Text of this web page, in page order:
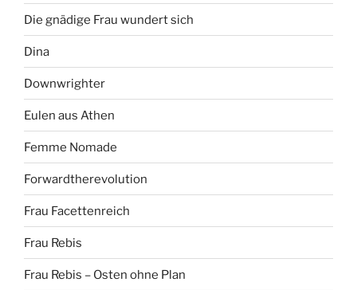
Die gnädige Frau wundert sich
Dina
Downwrighter
Eulen aus Athen
Femme Nomade
Forwardtherevolution
Frau Facettenreich
Frau Rebis
Frau Rebis – Osten ohne Plan